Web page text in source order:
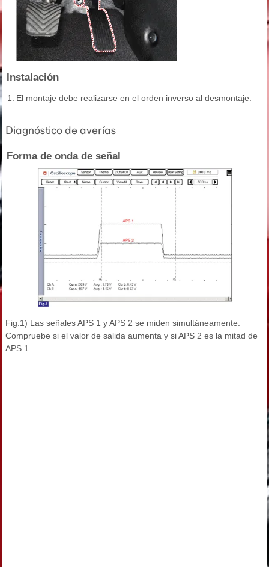
Instalación
1. El montaje debe realizarse en el orden inverso al desmontaje.
Diagnóstico de averías
Forma de onda de señal
Fig.1) Las señales APS 1 y APS 2 se miden simultáneamente.
Compruebe si el valor de salida aumenta y si APS 2 es la mitad de
APS 1.